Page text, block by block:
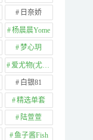
日奈娇
杨晨晨Yome
梦心玥
爱尤物(尤果网)
白银81
精选单套
陆萱萱
鱼子酱Fish